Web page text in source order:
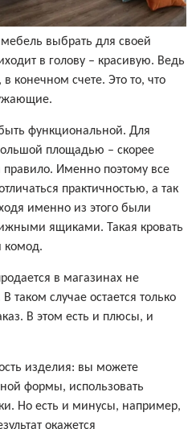
выбрать для своей
в голову – красивую. Ведь
конечном счете. Это то, что
функциональной. Для
площадью – скорее
Именно поэтому все
практичностью, а так
именно из этого были
ящиками. Такая кровать
комод.
в магазинах не
таком случае остается только
В этом есть и плюсы, и
изделия: вы можете
формы, использовать
Но есть и минусы, например,
окажется